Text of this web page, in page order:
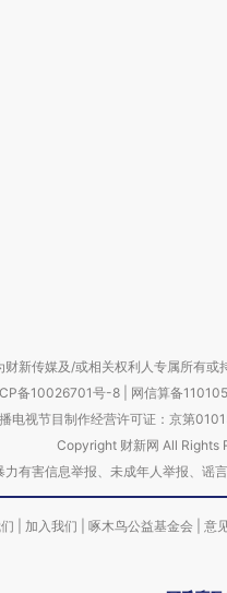
新传媒及/或相关权利人专属所有
备10026701号-8 网信算备
电视节目制作经营许可证：京第
Copyright 财新网 All Rights
力有害信息举报、未成年人举报
加入我们 啄木鸟公益基金会 意